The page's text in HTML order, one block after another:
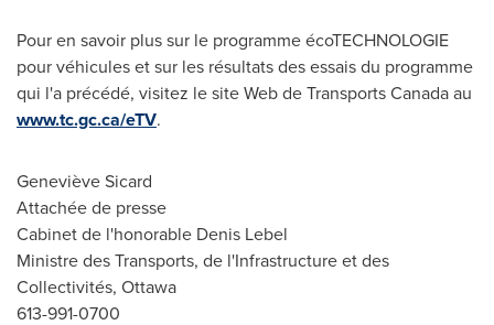
Pour en savoir plus sur le programme écoTECHNOLOGIE
pour véhicules et sur les résultats des essais du programme
qui l'a précédé, visitez le site Web de TransportsCanadaau
www.tc.gc.ca/eTV.
Geneviève Sicard
Attachée de presse
Cabinet de l'honorable Denis Lebel
Ministre des Transports, de l'Infrastructure et des
Collectivités, Ottawa
613-991-0700